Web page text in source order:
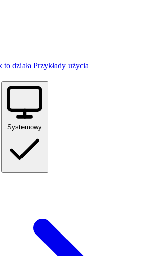
to działa Przykłady użycia
Systemowy